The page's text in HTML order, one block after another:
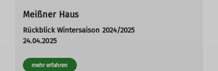
mehr erfahren
Meißner Haus
Rückblick Wintersaison 2024/2025
24.04.2025
mehr erfahren